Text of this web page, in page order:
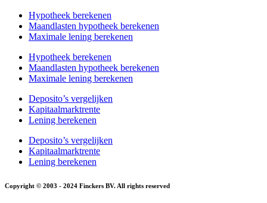
Hypotheek berekenen
Maandlasten hypotheek berekenen
Maximale lening berekenen
Hypotheek berekenen
Maandlasten hypotheek berekenen
Maximale lening berekenen
Deposito’s vergelijken
Kapitaalmarktrente
Lening berekenen
Deposito’s vergelijken
Kapitaalmarktrente
Lening berekenen
Copyright © 2003 - 2024 Finckers BV. All rights reserved